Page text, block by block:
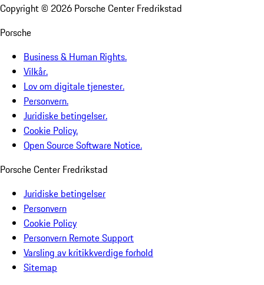
Copyright © 2026 Porsche Center Fredrikstad
Porsche
Business & Human Rights.
Vilkår.
Lov om digitale tjenester.
Personvern.
Juridiske betingelser.
Cookie Policy.
Open Source Software Notice.
Porsche Center Fredrikstad
Juridiske betingelser
Personvern
Cookie Policy
Personvern Remote Support
Varsling av kritikkverdige forhold
Sitemap